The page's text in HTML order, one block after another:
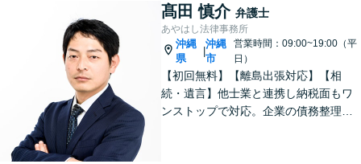
髙田 慎介 弁護士
あやはし法律事務所
沖縄
県
|
沖縄
市
営業時間：09:00~19:00（平
日）
【初回無料】【離島出張対応】【相
続・遺言】他士業と連携し納税面もワ
ンストップで対応。企業の債務整理も